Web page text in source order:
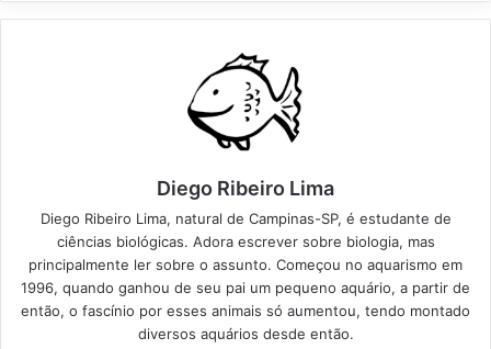
Diego Ribeiro Lima
Diego Ribeiro Lima, natural de Campinas-SP, é estudante de
ciências biológicas. Adora escrever sobre biologia, mas
principalmente ler sobre o assunto. Começou no aquarismo em
1996, quando ganhou de seu pai um pequeno aquário, a partir de
então, o fascínio por esses animais só aumentou, tendo montado
diversos aquários desde então.